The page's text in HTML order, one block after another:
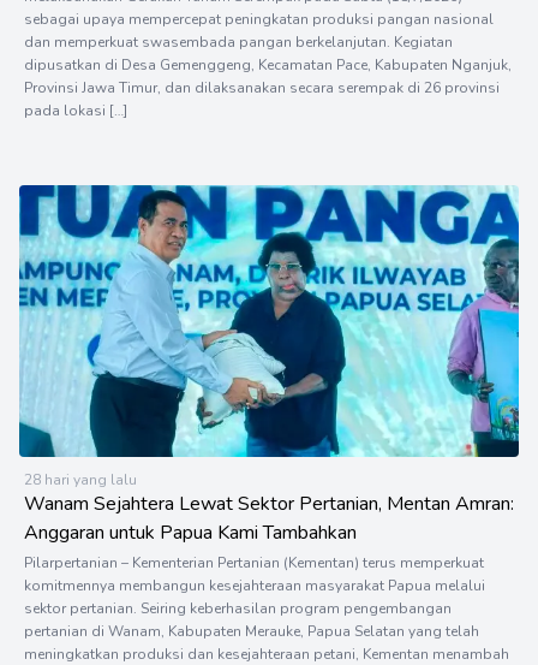
sebagai upaya mempercepat peningkatan produksi pangan nasional
dan memperkuat swasembada pangan berkelanjutan. Kegiatan
dipusatkan di Desa Gemenggeng, Kecamatan Pace, Kabupaten Nganjuk,
Provinsi Jawa Timur, dan dilaksanakan secara serempak di 26 provinsi
pada lokasi […]
28 hari yang lalu
Wanam Sejahtera Lewat Sektor Pertanian, Mentan Amran:
Anggaran untuk Papua Kami Tambahkan
Pilarpertanian – Kementerian Pertanian (Kementan) terus memperkuat
komitmennya membangun kesejahteraan masyarakat Papua melalui
sektor pertanian. Seiring keberhasilan program pengembangan
pertanian di Wanam, Kabupaten Merauke, Papua Selatan yang telah
meningkatkan produksi dan kesejahteraan petani, Kementan menambah